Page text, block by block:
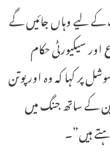
کے لیے وہاں جائیں گے
سیکیورٹی حکام
کہا کہ وہ اور پوتن
کے ساتھ جنگ ​​میں
ہیں”۔